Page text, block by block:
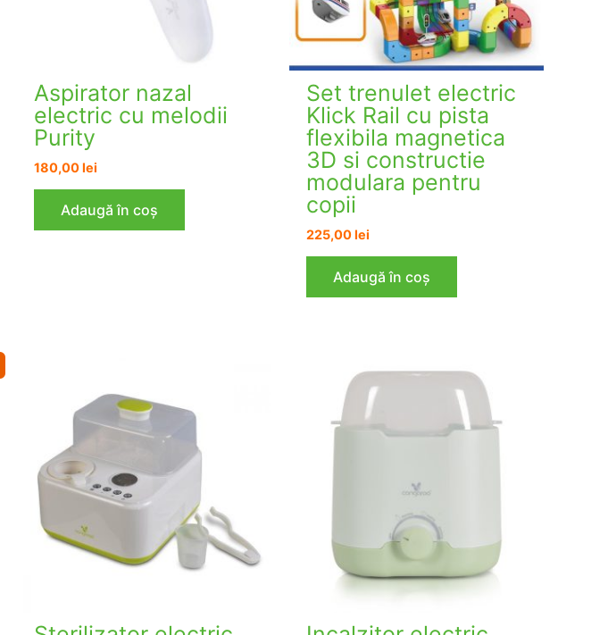
Aspirator nazal
electric cu melodii
Purity
180,00lei
Adaugă în coș
Set trenulet electric
Klick Rail cu pista
flexibila magnetica
3D si constructie
modulara pentru
copii
225,00lei
Adaugă în coș